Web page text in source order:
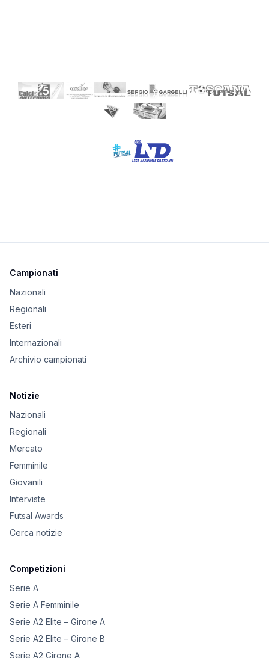
Campionati
Nazionali
Regionali
Esteri
Internazionali
Archivio campionati
Notizie
Nazionali
Regionali
Mercato
Femminile
Giovanili
Interviste
Futsal Awards
Cerca notizie
Competizioni
Serie A
Serie A Femminile
Serie A2 Elite – Girone A
Serie A2 Elite – Girone B
Serie A2 Girone A